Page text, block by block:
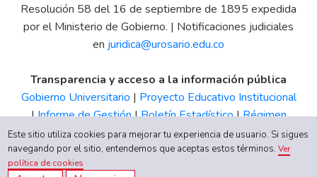
Resolución 58 del 16 de septiembre de 1895 expedida
por el Ministerio de Gobierno. | Notificaciones judiciales
en juridica@urosario.edu.co
Transparencia y acceso a la información pública
Gobierno Universitario | Proyecto Educativo Institucional
|Informe de Gestión|Boletín Estadístico|Régimen
Tributario|Estados Financieros |Código de Ética| Canal
de Integridad UR
Este sitio utiliza cookies para mejorar tu experiencia de usuario. Si sigues
navegando por el sitio, entendemos que aceptas estos términos.Ver
política de cookies